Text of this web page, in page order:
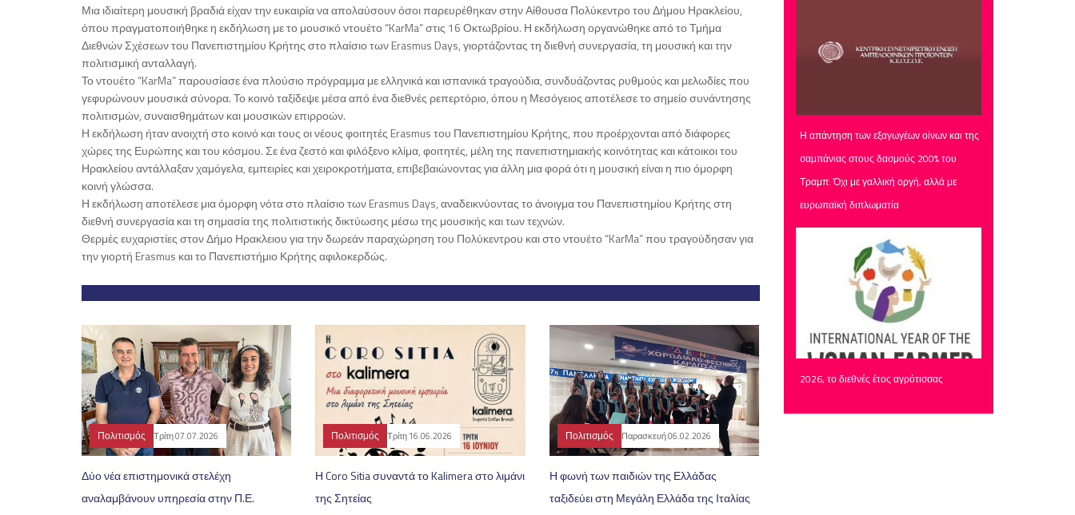
Μια ιδιαίτερη μουσική βραδιά είχαν την ευκαιρία να απολαύσουν όσοι παρευρέθηκαν στην Αίθουσα Πολύκεντρο του Δήμου Ηρακλείου,
όπου πραγματοποιήθηκε η εκδήλωση με το μουσικό ντουέτο “KarMa” στις 16 Οκτωβρίου. Η εκδήλωση οργανώθηκε από το Τμήμα
Διεθνών Σχέσεων του Πανεπιστημίου Κρήτης στο πλαίσιο των Erasmus Days, γιορτάζοντας τη διεθνή συνεργασία, τη μουσική και την
πολιτισμική ανταλλαγή.
Το ντουέτο “KarMa” παρουσίασε ένα πλούσιο πρόγραμμα με ελληνικά και ισπανικά τραγούδια, συνδυάζοντας ρυθμούς και μελωδίες που
γεφυρώνουν μουσικά σύνορα. Το κοινό ταξίδεψε μέσα από ένα διεθνές ρεπερτόριο, όπου η Μεσόγειος αποτέλεσε το σημείο συνάντησης
πολιτισμών, συναισθημάτων και μουσικών επιρροών.
Η εκδήλωση ήταν ανοιχτή στο κοινό και τους οι νέους φοιτητές Erasmus του Πανεπιστημίου Κρήτης, που προέρχονται από διάφορες
χώρες της Ευρώπης και του κόσμου. Σε ένα ζεστό και φιλόξενο κλίμα, φοιτητές, μέλη της πανεπιστημιακής κοινότητας και κάτοικοι του
Ηρακλείου αντάλλαξαν χαμόγελα, εμπειρίες και χειροκροτήματα, επιβεβαιώνοντας για άλλη μια φορά ότι η μουσική είναι η πιο όμορφη
κοινή γλώσσα.
Η εκδήλωση αποτέλεσε μια όμορφη νότα στο πλαίσιο των Erasmus Days, αναδεικνύοντας το άνοιγμα του Πανεπιστημίου Κρήτης στη
διεθνή συνεργασία και τη σημασία της πολιτιστικής δικτύωσης μέσω της μουσικής και των τεχνών.
Θερμές ευχαριστίες στον Δήμο Ηρακλειου για την δωρεάν παραχώρηση του Πολύκεντρου και στο ντουέτο “KarMa” που τραγούδησαν για
την γιορτή Erasmus και το Πανεπιστήμιο Κρήτης αφιλοκερδώς.
Πολιτισμός Τρίτη 07.07.2026
Δύο νέα επιστημονικά στελέχη
αναλαμβάνουν υπηρεσία στην Π.Ε.
Πολιτισμός Τρίτη 16.06.2026
Η Coro Sitia συναντά το Kalimera στο λιμάνι
της Σητείας
Πολιτισμός Παρασκευή 06.02.2026
Η φωνή των παιδιών της Ελλάδας
ταξιδεύει στη Μεγάλη Ελλάδα της Ιταλίας
Η απάντηση των εξαγωγέων οίνων και της
σαμπάνιας στους δασμούς 200% του
Τραμπ: Όχι με γαλλική οργή, αλλά με
ευρωπαϊκή διπλωματία
2026, το διεθνές έτος αγρότισσας